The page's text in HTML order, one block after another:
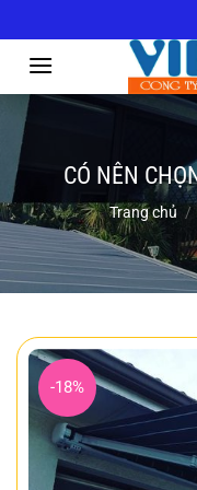
qua
dung
CÓ NÊN
Trang chủ /
-18%